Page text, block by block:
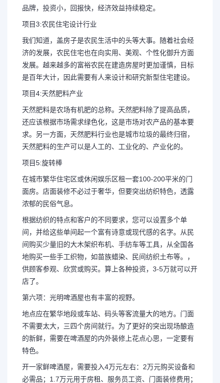
品牌，投资小，回报快，经济效益持续稳定。
项目3:农民住宅设计行业
我们知道，盖房子是农民生活中的头等大事。随着社会经
济的发展，农民住宅也在向实用、美观、个性化御升方面
发展。越来越多的富裕农民在建造房屋时更加谨慎，目标
是百年大计，因此需要有人来设计和研究新型住宅建设。
项目4:天然肥料产业
天然肥料是农场有机肥的总称。天然肥料除了提高品质，
还应该根据市场需求绿色化，这是市场对农产品的基本要
求。另一方面，天然肥料行业也是城市垃圾的最终归宿，
天然肥料的生产可以是人工的、工业化的、产业化的。
项目5:旋转棒
在城市繁华住宅区或休闲娱乐区租一套100-200平米的门
面房。店面装修不必过于奢华，但要突出纺织特色，透露
浓郁的民俗气息。
根据纺织的特点和客户的不同要求，您可以设置多个单
间，并给这些单间起一个富有诗意或现代感的名字。从民
间购买少量旧的大木架织布机、手纺车等工具，从全国各
地购买一些手工织物，如苗族蜡染、民间纺织土布等。，
供顾客参观、欣赏或购买。算上各种投资，3-5万就可以开
店了。
第六项：光明啤酒屋也有丰富的视野。
地点应在繁华地段或车站、码头等客流量大的地方。门面
不需要太大，三四个房间就行。为了更好的突出现场酿造
的新鲜，需要在啤酒屋的内外装修上花点心思，一定要有
特色。
开一家鲜啤酒屋，需要投入4万元左右：2万元购买设备和
必需品；1.7万元用于房租、服务员工资、门面装修费用；